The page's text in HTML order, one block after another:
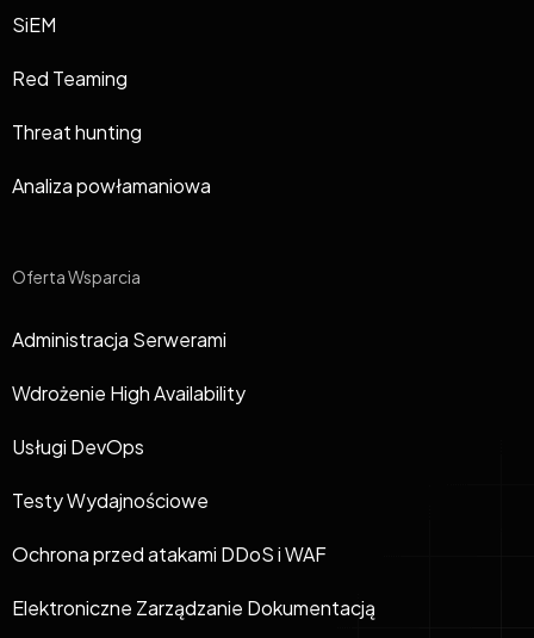
SiEM
Red Teaming
Threat hunting
Analiza powłamaniowa
Oferta Wsparcia
Administracja Serwerami
Wdrożenie High Availability
Usługi DevOps
Testy Wydajnościowe
Ochrona przed atakami DDoS i WAF
Elektroniczne Zarządzanie Dokumentacją